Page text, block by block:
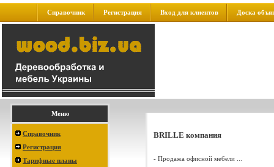
Справочник Регистрация Вход для клиентов Доска
Меню
Справочник
Регистрация
Тарифные планы
BRILLE компания
- Продажа офисной мебели ...